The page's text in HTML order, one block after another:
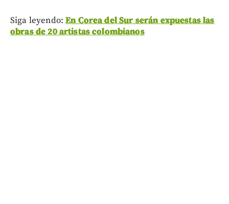
Siga leyendo:En Corea del Sur serán expuestas las
obras de 20 artistas colombianos